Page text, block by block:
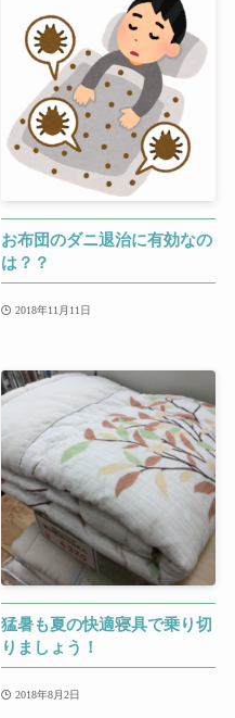
お布団のダニ退治に有効なの
は？？
2018年11月11日
猛暑も夏の快適寝具で乗り切
りましょう！
2018年8月2日